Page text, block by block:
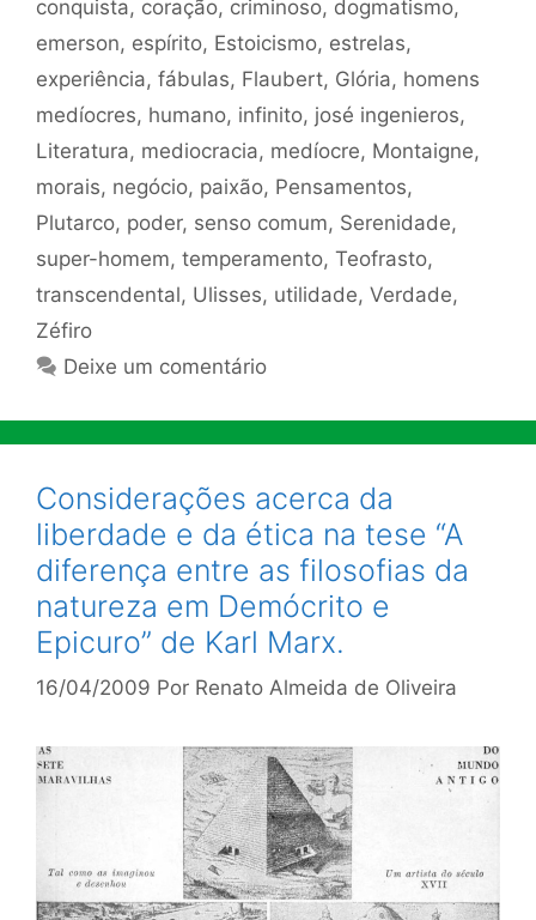
conquista, coração, criminoso, dogmatismo,
emerson, espírito, Estoicismo, estrelas,
experiência, fábulas, Flaubert, Glória, homens
medíocres, humano, infinito, josé ingenieros,
Literatura, mediocracia, medíocre, Montaigne,
morais, negócio, paixão, Pensamentos,
Plutarco, poder, senso comum, Serenidade,
super-homem, temperamento, Teofrasto,
transcendental, Ulisses, utilidade, Verdade,
Zéfiro
Deixe um comentário
Considerações acerca da
liberdade e da ética na tese “A
diferença entre as filosofias da
natureza em Demócrito e
Epicuro” de Karl Marx.
16/04/2009 Por Renato Almeida de Oliveira